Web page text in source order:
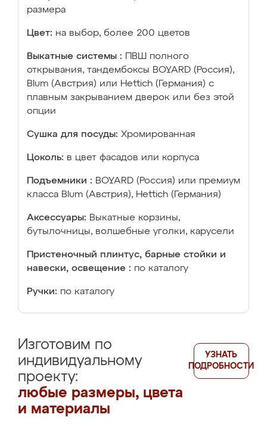
размера
Цвет: на выбор, более 200 цветов
Выкатные системы :
ПВШ полного
открывания, тандембоксы BOYARD (Россия),
Blum (Австрия) или Hettich (Германия) с
плавным закрыванием дверок или без этой
опции
Сушка для посуды: Хромированная
Цоколь: в цвет фасадов или корпуса
Подъемники : BOYARD (Россия) или премиум
класса Blum (Австрия), Hettich (Германия)
Аксессуары: Выкатные корзины,
бутылочницы, волшебные уголки, карусели
Пристеночный плинтус, барные стойки и
навески, освещение : по каталогу
Ручки: по каталогу
Изготовим по
индивидуальному
проекту:
любые размеры, цвета
и материалы
УЗНАТЬ
ПОДРОБНОСТИ